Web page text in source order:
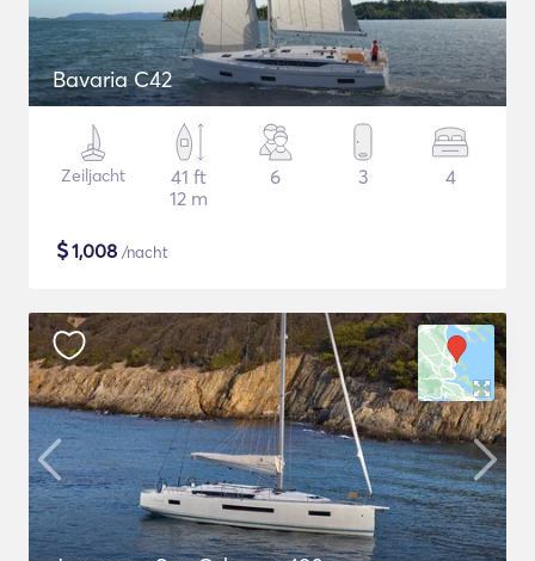
Bavaria C42
Zeiljacht
41 ft
12 m
6 3 4
$1,008 /nacht